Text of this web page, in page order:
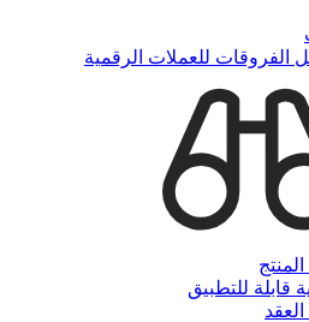
الفروقات للعملات الرقمية
قابلة للتطبيق